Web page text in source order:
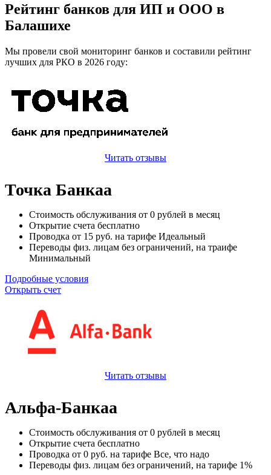
Рейтинг банков для ИП и ООО в
Балашихе
Мы провели свой мониторинг банков и составили рейтинг
лучших для РКО в 2026 году:
Читать отзывы
Точка Банкаа
Стоимость обслуживания от 0 рублей в месяц
Открытие счета бесплатно
Проводка от 15 руб. на тарифе Идеальный
Переводы физ. лицам без ограничений, на траифе
Минимальный
Подробные условия
Открыть счет
Читать отзывы
Альфа-Банкаа
Стоимость обслуживания от 0 рублей в месяц
Открытие счета бесплатно
Проводка от 0 руб. на тарифе Все, что надо
Переводы физ. лицам без ограничений, на тарифе 1%